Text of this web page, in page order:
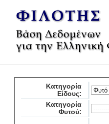
Κατηγορία
Είδους:
Κατηγορία
Φυτού: